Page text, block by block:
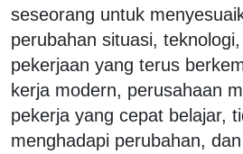
seseorang untuk
perubahan situasi,
pekerjaan yang terus
kerja modern, perusahaan
pekerja yang cepat belajar,
menghadapi perubahan,